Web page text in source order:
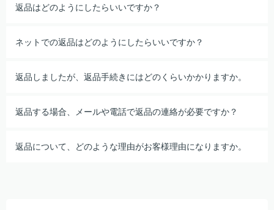
返品はどのようにしたらいいですか？
ネットでの返品はどのようにしたらいいですか？
返品しましたが、返品手続きにはどのくらいかかりますか。
返品する場合、メールや電話で返品の連絡が必要ですか？
返品について、どのような理由がお客様理由になりますか。